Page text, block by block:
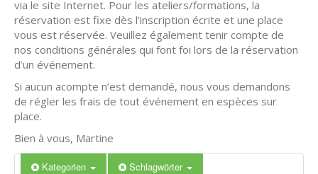
via le site Internet. Pour les ateliers/formations, la
réservation est fixe dès l’inscription écrite et une place
vous est réservée. Veuillez également tenir compte de
nos conditions générales qui font foi lors de la réservation
d’un événement.
Si aucun acompte n’est demandé, nous vous demandons
de régler les frais de tout événement en espèces sur
place.
Bien à vous, Martine
Kategorien Schlagwörter